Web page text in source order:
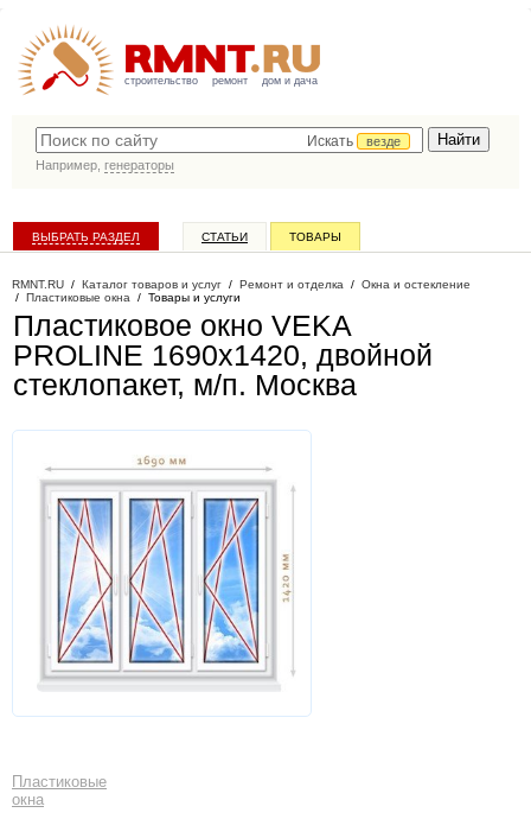
строительство ремонт дом и дача
Искать
везде
Например, генераторы
ВЫБРАТЬ РАЗДЕЛ СТАТЬИ ТОВАРЫ
RMNT.RU / Каталог товаров и услуг / Ремонт и отделка / Окна и остекление
/ Пластиковые окна / Товары и услуги
Пластиковое окно VEKA
PROLINE 1690х1420, двойной
стеклопакет, м/п. Москва
Пластиковые
окна